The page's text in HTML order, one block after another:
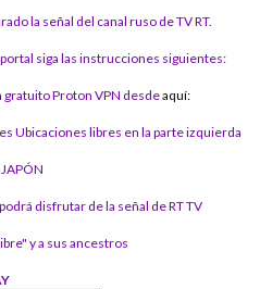
la señal del canal ruso de TV RT.
siga las instrucciones siguientes:
Proton VPN desdeaquí:
Ubicaciones libres en la parte izquierda
disfrutar de la señal de RT TV
y a sus ancestros